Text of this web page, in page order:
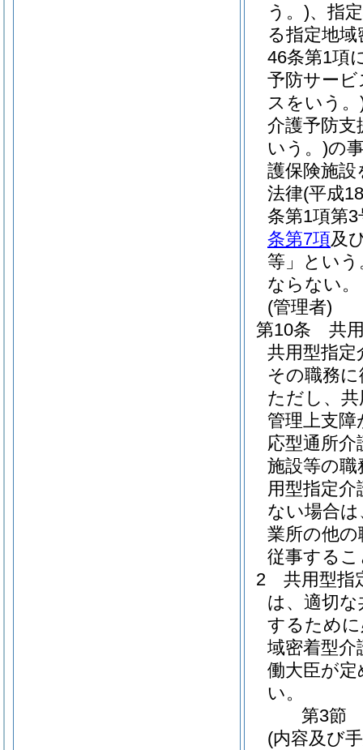
う。)、指
る指定地
46条第1項
予防サービ
スをいう。
介護予防支
いう。)の
護保険施設
法律(平成
条第1項第
条第7項及
等」という
ならない。
(管理者)
第10条
共
共用型指定
その職務
ただし、
管理上支障
応型通所
施設等の
用型指定
ない場合
業所の他
従事する
2
共用型指
は、適切
するため
域密着型介
働大臣が
い。
第3節
(内容及び